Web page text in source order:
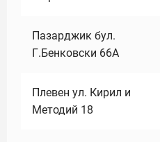
Пазарджик бул.
Г.Бенковски 66А
Плевен ул. Кирил и
Методий 18